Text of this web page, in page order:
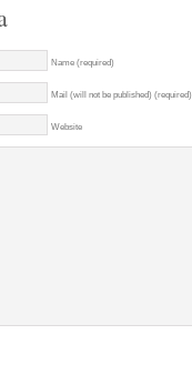
Name (required)
Mail (will not be published) (required)
Website